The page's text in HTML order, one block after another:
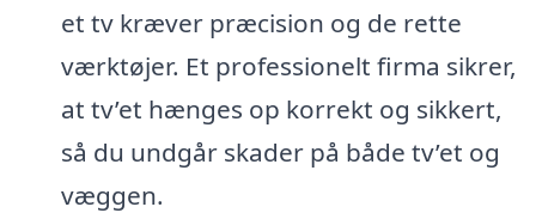
et tv kræver præcision og de rette
værktøjer. Et professionelt firma sikrer,
at tv’et hænges op korrekt og sikkert,
så du undgår skader på både tv’et og
væggen.